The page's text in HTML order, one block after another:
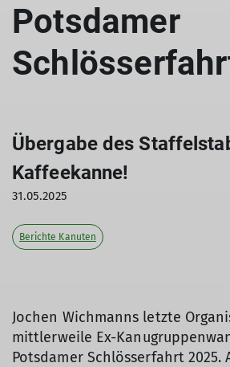
Potsdamer
Übergabe des
Kaffeekanne!
31.05.2025
Berichte Kanuten
Jochen Wichmanns letzte
mittlerweile Ex-
Potsdamer Schlösserfahrt 2025.